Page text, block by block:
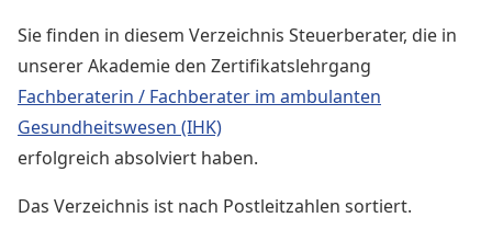
Sie finden in diesem Verzeichnis Steuerberater, die in
unserer Akademie den Zertifikatslehrgang
Fachberaterin / Fachberater im ambulanten
Gesundheitswesen (IHK)
erfolgreich absolviert haben.
Das Verzeichnis ist nach Postleitzahlen sortiert.